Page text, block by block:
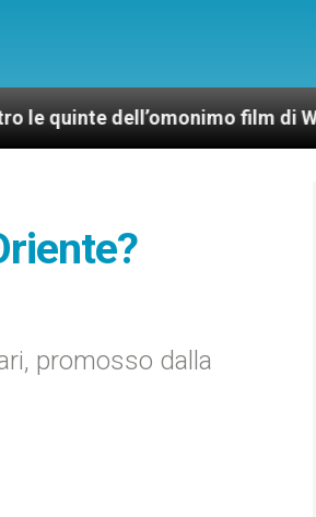
dell’omonimo film di Wim
promosso dalla